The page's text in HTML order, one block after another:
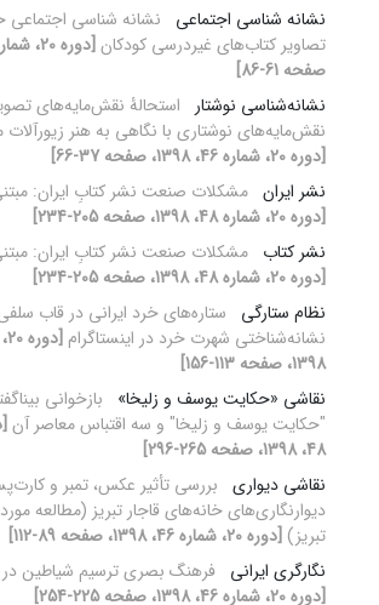
نشانه شناسی اجتماعی
نشانه شناسی
تصاویر کتاب‌های غیردرسی کودکان
صفحه 61-86]
نشانه‌شناسی نوشتار
استحالۀ نقش‌مایه‌های
نقش‌مایه‌های نوشتاری با نگاهی به هنر زیورآلات
[دوره 20، شماره 46، 1398، صفحه 37-66]
نشر ایران مشکلات صنعت نشر کتابِ ایران:
[دوره 20، شماره 48، 1398، صفحه 205-234]
نشر کتاب مشکلات صنعت نشر کتابِ ایران:
[دوره 20، شماره 48، 1398، صفحه 205-234]
نظام ستارگی
ستاره‌های خرد ایرانی در قاب
نشانه‌شناختی شهرت خرد در اینستاگرام
1398، صفحه 113-156]
نقاشی «حکایت یوسف و زلیخا»
بازخوانی
"حکایت یوسف و زلیخا" و سه اقتباس معاصر آن
48، 1398، صفحه 265-296]
نقاشی دیواری بررسی تأثیر عکس، تمبر و
دیوارنگاری‌های خانه‌های قاجار تبریز (مطالعه
تبریز) [دوره 20، شماره 46، 1398، صفحه 89-112]
نگارگری ایرانی
فرهنگ بصری ترسیم شیاطین در
[دوره 20، شماره 46، 1398، صفحه 225-254]